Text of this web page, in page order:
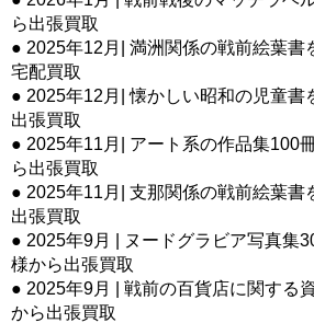
ら出張買取
● 2025年12月| 満洲関係の戦前絵葉書
宅配買取
● 2025年12月| 懐かしい昭和の児童書
出張買取
● 2025年11月| アート系の作品集100
ら出張買取
● 2025年11月| 支那関係の戦前絵葉書
出張買取
● 2025年9月 | ヌードグラビア写真集
様から出張買取
● 2025年9月 | 戦前の百貨店に関する
から出張買取